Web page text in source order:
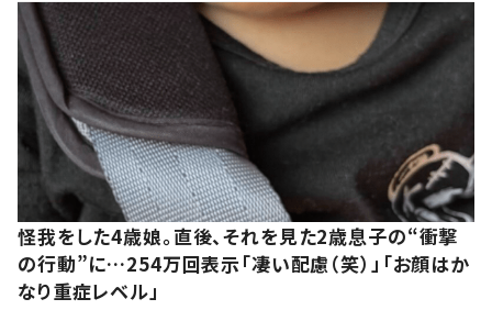
怪我をした4歳娘。直後、それを見た2歳息子の“衝撃
の行動”に…254万回表示「凄い配慮（笑）」「お顔はか
なり重症レベル」